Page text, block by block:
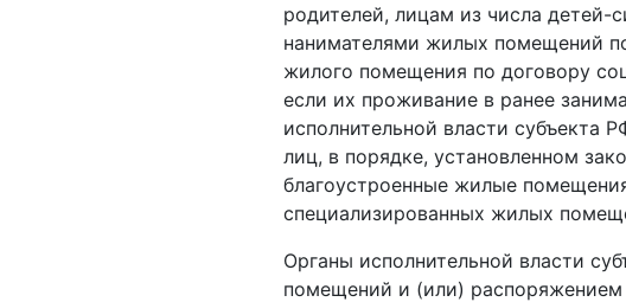
родителей, лицам из числа детей-­
нанимателями жилых помещений
жилого помещения по договору
если их проживание в ранее
исполнительной власти субъекта
лиц, в порядке, установленном
благоустроенные жилые
специализированных жилых
Органы исполнительной власти
помещений и (или)